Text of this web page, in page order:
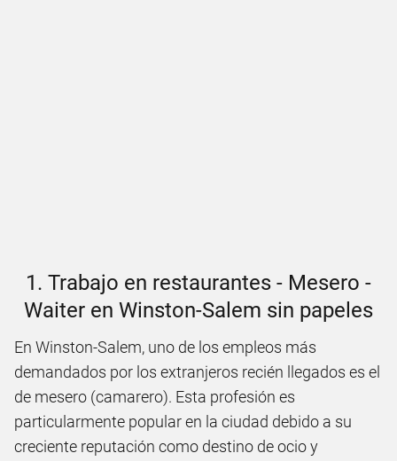
1. Trabajo en restaurantes - Mesero -
Waiter en Winston-Salem sin papeles
En Winston-Salem, uno de los empleos más
demandados por los extranjeros recién llegados es el
de mesero (camarero). Esta profesión es
particularmente popular en la ciudad debido a su
creciente reputación como destino de ocio y